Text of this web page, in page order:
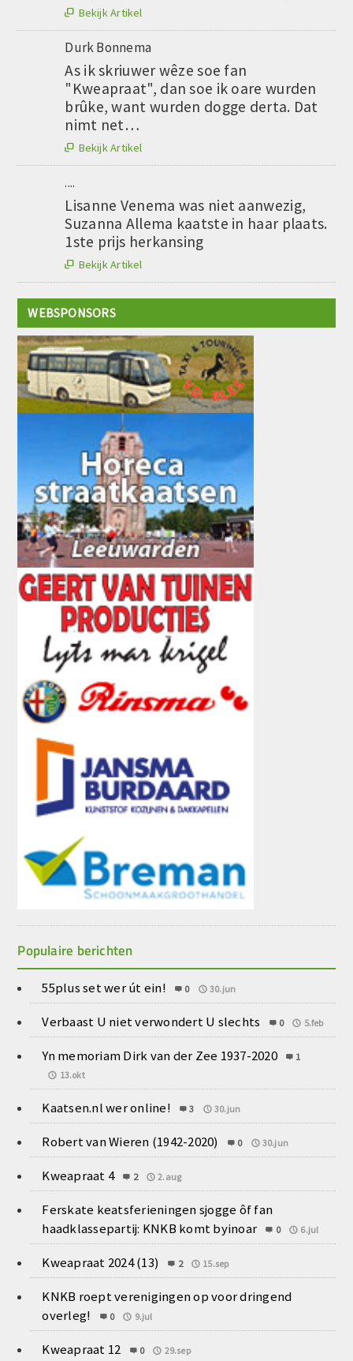
 Bekijk Artikel
Durk Bonnema
As ik skriuwer wêze soe fan
"Kweapraat", dan soe ik oare wurden
brûke, want wurden dogge derta. Dat
nimt net…
 Bekijk Artikel
....
Lisanne Venema was niet aanwezig,
Suzanna Allema kaatste in haar plaats.
1ste prijs herkansing
 Bekijk Artikel
WEBSPONSORS
Populaire berichten
55plus set wer út ein! 0 30.jun
Verbaast U niet verwondert U slechts 0 5.feb
Yn memoriam Dirk van der Zee 1937-2020
1
13.okt
Kaatsen.nl wer online! 3 30.jun
Robert van Wieren (1942-2020) 0 30.jun
Kweapraat 4 2 2.aug
Ferskate keatsferieningen sjogge ôf fan
haadklassepartij: KNKB komt byinoar
0 6.jul
Kweapraat 2024 (13) 2 15.sep
KNKB roept verenigingen op voor dringend
overleg!
0 9.jul
Kweapraat 12 0 29.sep